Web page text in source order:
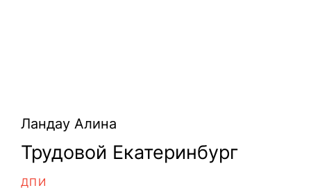
Ландау Алина
Трудовой Екатеринбург
ДПИ